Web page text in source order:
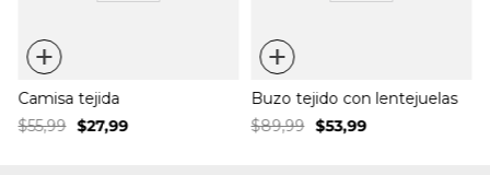
+
Camisa tejida
$55,99 $27,99
+
Buzo tejido con lentejuelas
$89,99 $53,99